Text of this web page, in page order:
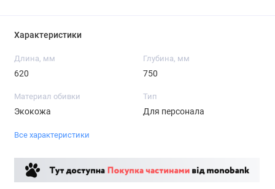
Характеристики
Длина, мм
620
Глубина, мм
750
Материал обивки
Экокожа
Тип
Для персонала
Все характеристики